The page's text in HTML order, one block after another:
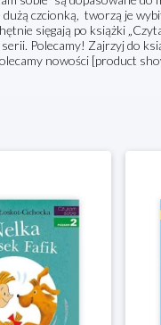
czcionką, tworzą je
sięgają po książki
Polecamy! Zajrzyj do
nowości [product